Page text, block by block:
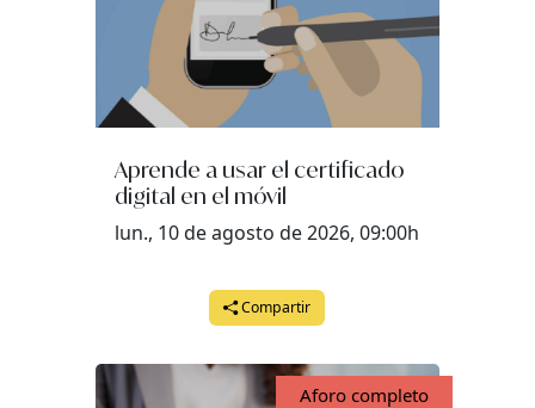
Aprende a usar el certificado
digital en el móvil
lun., 10 de agosto de 2026, 09:00h
Compartir
Aforo completo